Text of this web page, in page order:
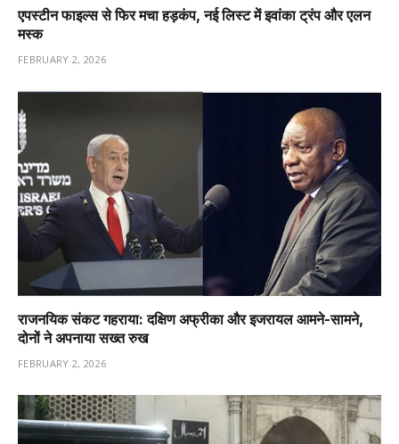
एपस्टीन फाइल्स से फिर मचा हड़कंप, नई लिस्ट में इवांका ट्रंप और एलन
मस्क
FEBRUARY 2, 2026
राजनयिक संकट गहराया: दक्षिण अफ्रीका और इजरायल आमने-सामने,
दोनों ने अपनाया सख्त रुख
FEBRUARY 2, 2026